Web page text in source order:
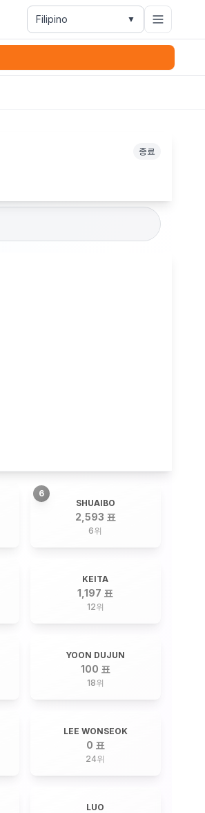
Filipino ▼
종료
6
SHUAIBO
2,593 표
6위
KEITA
1,197 표
12위
YOON DUJUN
100 표
18위
LEE WONSEOK
0 표
24위
LUO